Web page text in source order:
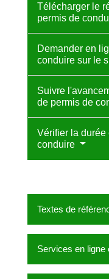
Télécharger le
permis de
Demander en
conduire sur le
Suivre
de permis de
Vérifier la
conduire
Textes de
Services en ligne